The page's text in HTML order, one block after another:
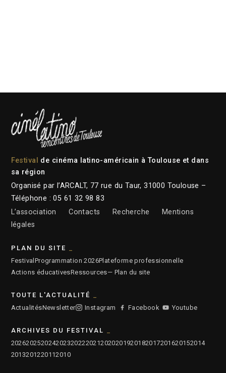
Festival
de cinéma latino-américain à Toulouse et dans
sa région
Organisé par l’ARCALT, 77 rue du Taur, 31000 Toulouse –
Téléphone : 05 61 32 98 83
L’association
Contacts Recherche
Mentions
légales
PLAN DU SITE
Festival Programmation 2026Plateforme professionnelle
Actions éducativesRessources— Plan du site
TOUTE L'ACTUALITÉ
ActualitésNewsletter Instagram Facebook Youtube
ARCHIVES DU FESTIVAL
2026202520242023202220212020201920182017201620152014
2013201220112010